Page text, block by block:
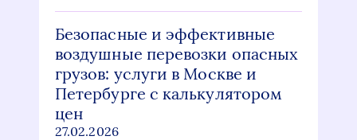
Безопасные и эффективные
воздушные перевозки опасных
грузов: услуги в Москве и
Петербурге с калькулятором
цен
27.02.2026